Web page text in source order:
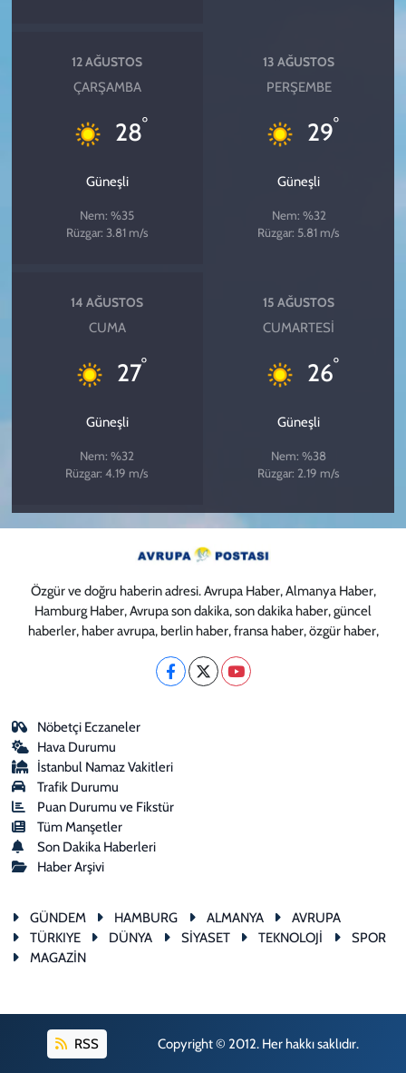
12 AĞUSTOS
ÇARŞAMBA
28°
Güneşli
Nem: %35
Rüzgar: 3.81 m/s
13 AĞUSTOS
PERŞEMBE
29°
Güneşli
Nem: %32
Rüzgar: 5.81 m/s
14 AĞUSTOS
CUMA
27°
Güneşli
Nem: %32
Rüzgar: 4.19 m/s
15 AĞUSTOS
CUMARTESI
26°
Güneşli
Nem: %38
Rüzgar: 2.19 m/s
Özgür ve doğru haberin adresi. Avrupa Haber, Almanya Haber,
Hamburg Haber, Avrupa son dakika, son dakika haber, güncel
haberler, haber avrupa, berlin haber, fransa haber, özgür haber,
Nöbetçi Eczaneler
Hava Durumu
İstanbul Namaz Vakitleri
Trafik Durumu
Puan Durumu ve Fikstür
Tüm Manşetler
Son Dakika Haberleri
Haber Arşivi
GÜNDEM HAMBURG ALMANYA
AVRUPA
TÜRKIYE
DÜNYA SİYASET TEKNOLOJİ
SPOR
MAGAZİN
RSS Copyright © 2012. Her hakkı saklıdır.